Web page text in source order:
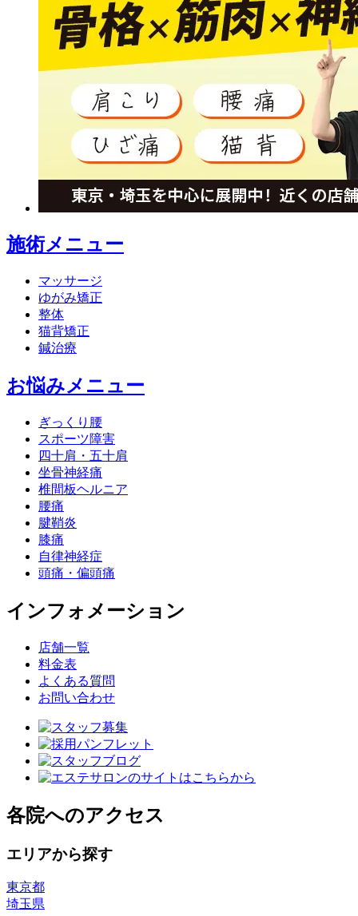
施術メニュー
マッサージ
ゆがみ矯正
整体
猫背矯正
鍼治療
お悩みメニュー
ぎっくり腰
スポーツ障害
四十肩・五十肩
坐骨神経痛
椎間板ヘルニア
腰痛
腱鞘炎
膝痛
自律神経症
頭痛・偏頭痛
インフォメーション
店舗一覧
料金表
よくある質問
お問い合わせ
各院へのアクセス
エリアから探す
東京都
埼玉県